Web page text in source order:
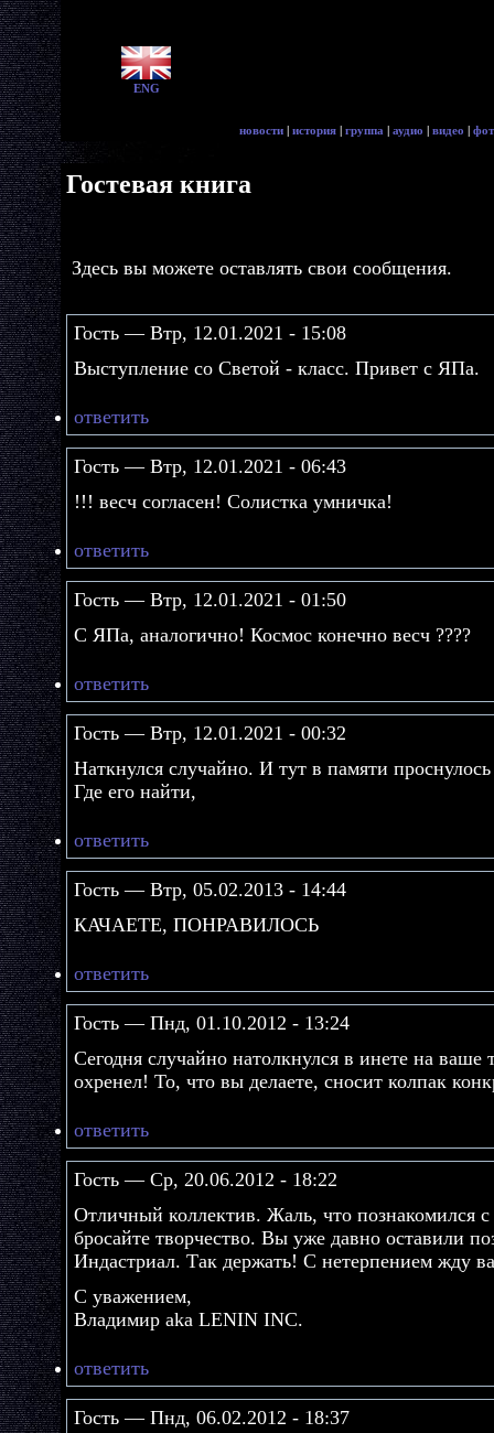
ENG
новости | история | группа | аудио | видео |
Гостевая книга
Здесь вы можете оставлять свои сообщения.
Гость — Втр, 12.01.2021 - 15:08
Выступление со Светой - класс. Привет с ЯПа.
ответить
Гость — Втр, 12.01.2021 - 06:43
!!! весч согласен! Солистка умничка!
ответить
Гость — Втр, 12.01.2021 - 01:50
С ЯПа, аналогично! Космос конечно весч ????
ответить
Гость — Втр, 12.01.2021 - 00:32
Наткнулся случайно. И тут в памяти
Где его найти,
ответить
Гость — Втр, 05.02.2013 - 14:44
КАЧАЕТЕ, ПОНРАВИЛОСЬ
ответить
Гость — Пнд, 01.10.2012 - 13:24
Сегодня случайно натолкнулся в инете на ваше
охренел! То, что вы делаете, сносит колпак
ответить
Гость — Ср, 20.06.2012 - 18:22
Отличный коллектив. Жаль, что познакомился
бросайте творчество. Вы уже давно оставили
Индастриал. Так держать! С нетерпением жду
С уважением,
Владимир aka LENIN INC.
ответить
Гость — Пнд, 06.02.2012 - 18:37